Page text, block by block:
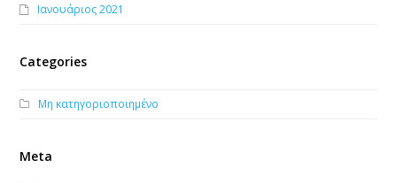
Ιανουάριος 2021
Categories
Μη κατηγοριοποιημένο
Meta